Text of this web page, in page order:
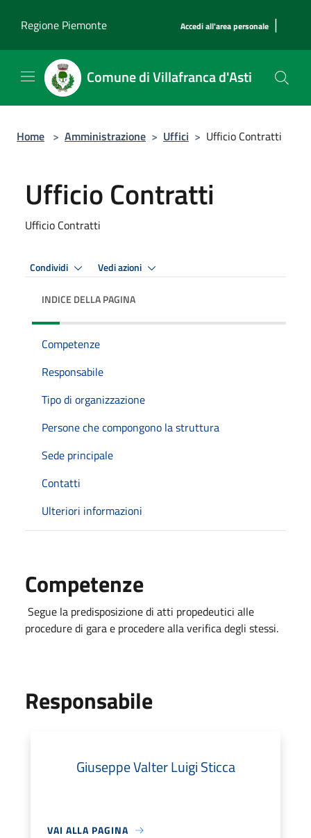
Regione Piemonte
Accedi all'area personale |
Comune di Villafranca d'Asti
Home > Amministrazione > Uffici > Ufficio Contratti
Ufficio Contratti
Ufficio Contratti
Condividi Vedi azioni
INDICE DELLA PAGINA
Competenze
Responsabile
Tipo di organizzazione
Persone che compongono la struttura
Sede principale
Contatti
Ulteriori informazioni
Competenze
Segue la predisposizione di atti propedeutici alle
procedure di gara e procedere alla verifica degli stessi.
Responsabile
Giuseppe Valter Luigi Sticca
VAI ALLA PAGINA